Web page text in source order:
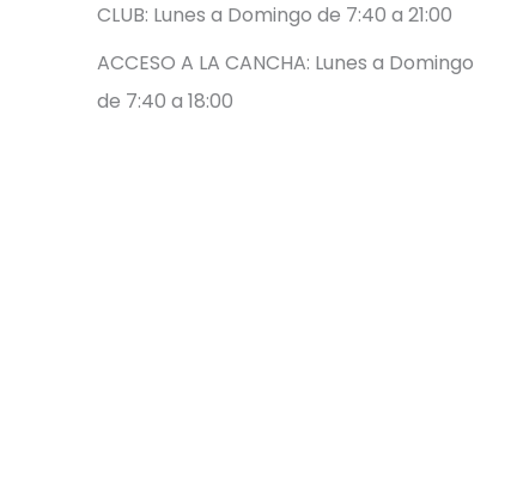
CLUB: Lunes a Domingo de 7:40 a 21:00
ACCESO A LA CANCHA: Lunes a Domingo
de 7:40 a 18:00